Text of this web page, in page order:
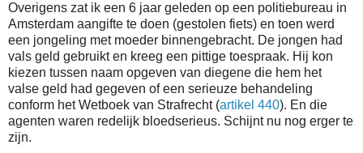
Overigens zat ik een 6 jaar geleden op een politiebureau in
Amsterdam aangifte te doen (gestolen fiets) en toen werd
een jongeling met moeder binnengebracht. De jongen had
vals geld gebruikt en kreeg een pittige toespraak. Hij kon
kiezen tussen naam opgeven van diegene die hem het
valse geld had gegeven of een serieuze behandeling
conform het Wetboek van Strafrecht (artikel 440). En die
agenten waren redelijk bloedserieus. Schijnt nu nog erger te
zijn.